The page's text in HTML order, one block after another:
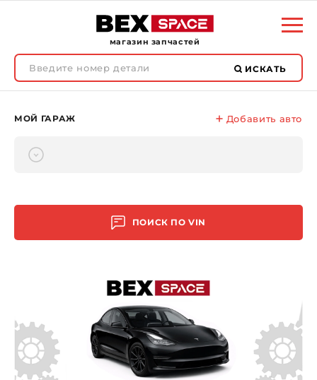
магазин запчастей
ИСКАТЬ
МОЙ ГАРАЖ Добавить авто
ПОИСК ПОVIN